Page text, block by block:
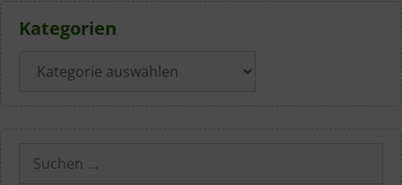
Kategorien
Suchen
nach: